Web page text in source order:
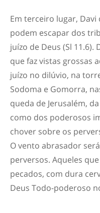
Em terceiro lugar, Davi
podem escapar dos
juízo de Deus (Sl 11.6).
que faz vistas grossas
juízo no dilúvio, na
Sodoma e Gomorra,
queda de Jerusalém,
como dos poderosos
chover sobre os
O vento abrasador
perversos. Aqueles
pecados, com dura
Deus Todo-poderoso